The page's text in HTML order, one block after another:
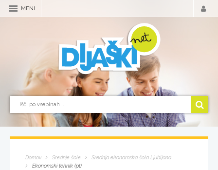
MENI
Domov Srednje šole
Srednja ekonomska šola Ljubljana
Ekonomski tehnik (pt)